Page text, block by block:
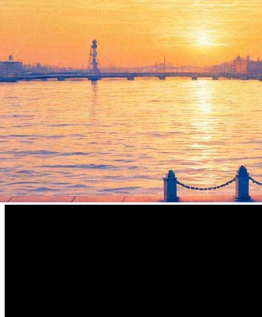
На YouTube появился первый официальный трейлер картины
«Миссия невыполнима: последствия», которая выйдет в
российских кинотеатрах 26 июля. В этот раз герою
нестареющего Тома Круза, спецагенту Итану Ханту,
предстоит исправлять результат собственного выбора.
«Конец, которого вы боялись, близок, и кровь будет на ваших
руках — вот последствия всех ваших добрых намерений», —
слышит его герой. В фильме агенту ЦРУ вновь придется
показать свои способности: в гонке на мотоциклах по
парижским улочкам и в перестрелке при управлении
вертолетом в горах.